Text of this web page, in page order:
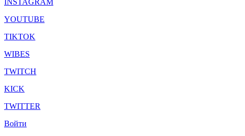
INSTAGRAM
YOUTUBE
TIKTOK
WIBES
TWITCH
KICK
TWITTER
Войти